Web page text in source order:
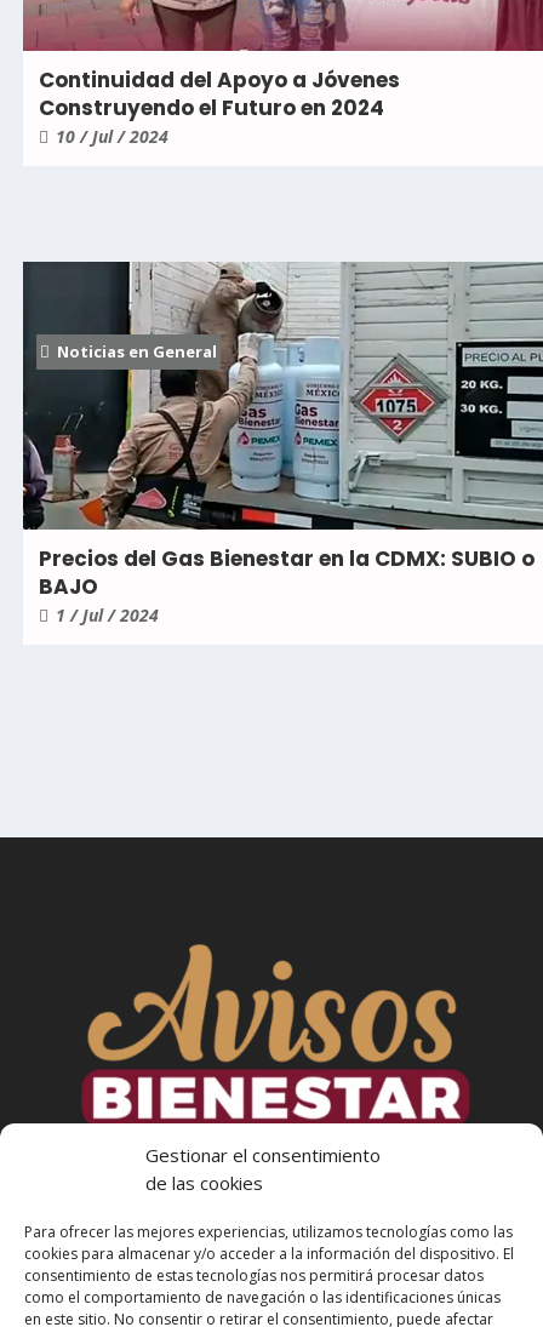
Gestionar el consentimiento
de las cookies
Para ofrecer las mejores experiencias, utilizamos tecnologías como las
cookies para almacenar y/o acceder a la información del dispositivo. El
consentimiento de estas tecnologías nos permitirá procesar datos
como el comportamiento de navegación o las identificaciones únicas
en este sitio. No consentir o retirar el consentimiento, puede afectar
Continuidad del Apoyo a Jóvenes
Construyendo el Futuro en 2024
10 / Jul / 2024
Noticias en General
Precios del Gas Bienestar en la CDMX: SUBIO o
BAJO
1 / Jul / 2024